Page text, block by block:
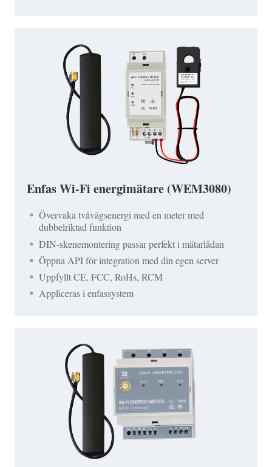
Enfas Wi-Fi energimätare (WEM3080)
Övervaka tvåvägsenergi med en meter med
dubbelriktad funktion
DIN-skenemontering passar perfekt i mätarlådan
Öppna API för integration med din egen server
Uppfyllt CE, FCC, RoHs, RCM
Appliceras i enfassystem